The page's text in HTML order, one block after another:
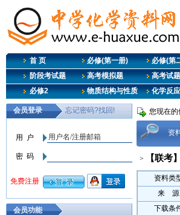
首 页 必修(第一册) 必修(第
阶段考试题
高考模拟题 高考试题
必修2
物质结构与性质 化学反
会员功能
您现在的
资
> 【联考
资料类
来 源
下载条